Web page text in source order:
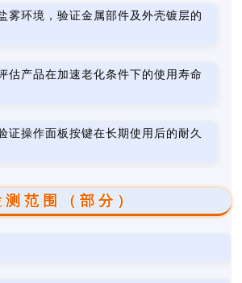
雾环境，验证金属部件及外壳镀层的
估产品在加速老化条件下的使用寿命
证操作面板按键在长期使用后的耐久
测范围（部分）